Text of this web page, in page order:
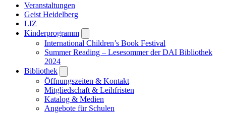
Veranstaltungen
Geist Heidelberg
LIZ
Kinderprogramm
submenu
International Children’s Book Festival
Summer Reading – Lesesommer der DAI Bibliothek
2024
Bibliothek
submenu
Öffnungszeiten & Kontakt
Mitgliedschaft & Leihfristen
Katalog & Medien
Angebote für Schulen